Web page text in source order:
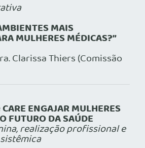
MAIS
MULHERES MÉDICAS?”
Clarissa Thiers (Comissão
ENGAJAR MULHERES
FUTURO DA SAÚDE
realização profissional e